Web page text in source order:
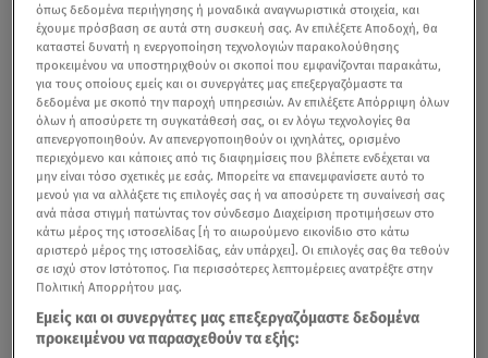
όπως δεδομένα περιήγησης ή μοναδικά αναγνωριστικά στοιχεία, και
έχουμε πρόσβαση σε αυτά στη συσκευή σας. Αν επιλέξετε Αποδοχή, θα
καταστεί δυνατή η ενεργοποίηση τεχνολογιών παρακολούθησης
προκειμένου να υποστηριχθούν οι σκοποί που εμφανίζονται παρακάτω,
για τους οποίους εμείς και οι συνεργάτες μας επεξεργαζόμαστε τα
δεδομένα με σκοπό την παροχή υπηρεσιών. Αν επιλέξετε Απόρριψη όλων
όλων ή αποσύρετε τη συγκατάθεσή σας, οι εν λόγω τεχνολογίες θα
απενεργοποιηθούν. Αν απενεργοποιηθούν οι ιχνηλάτες, ορισμένο
περιεχόμενο και κάποιες από τις διαφημίσεις που βλέπετε ενδέχεται να
μην είναι τόσο σχετικές με εσάς. Μπορείτε να επανεμφανίσετε αυτό το
μενού για να αλλάξετε τις επιλογές σας ή να αποσύρετε τη συναίνεσή σας
ανά πάσα στιγμή πατώντας τον σύνδεσμο Διαχείριση προτιμήσεων στο
κάτω μέρος της ιστοσελίδας [ή το αιωρούμενο εικονίδιο στο κάτω
αριστερό μέρος της ιστοσελίδας, εάν υπάρχει]. Οι επιλογές σας θα τεθούν
σε ισχύ στον Ιστότοπος. Για περισσότερες λεπτομέρειες ανατρέξτε στην
Πολιτική Απορρήτου μας.
Εμείς και οι συνεργάτες μας επεξεργαζόμαστε δεδομένα
προκειμένου να παρασχεθούν τα εξής: